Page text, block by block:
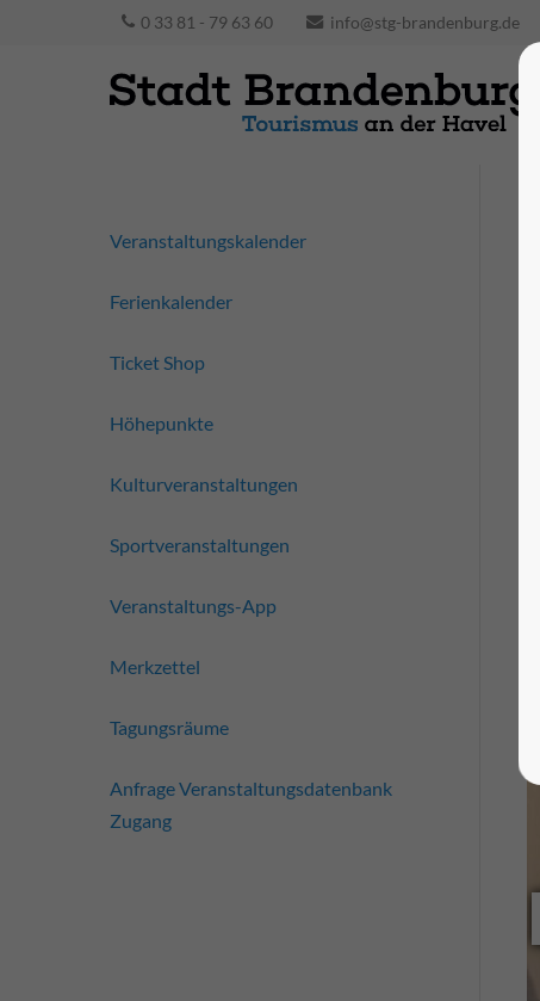
0 33 81 - 79 63 60 info@stg-brandenburg.de
Veranstaltungskalender
Ferienkalender
Ticket Shop
Höhepunkte
Kulturveranstaltungen
Sportveranstaltungen
Veranstaltungs-App
Merkzettel
Tagungsräume
Anfrage Veranstaltungsdatenbank
Zugang